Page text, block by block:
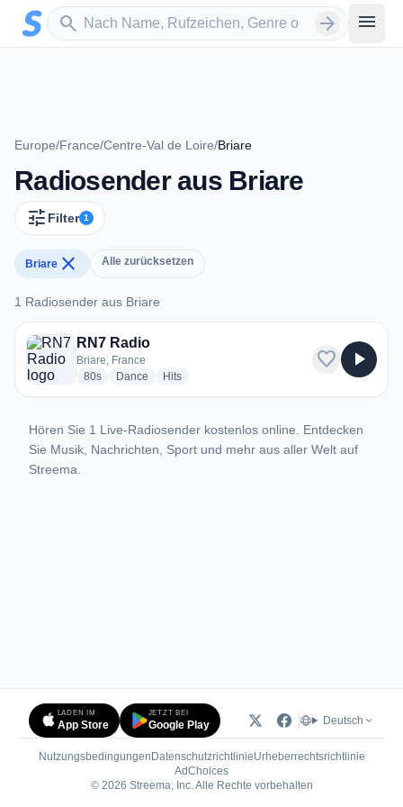
Zum Hauptinhalt springen
search
Sender suchen arrow_forward menu
Europe/France/Centre-Val de Loire/Briare
Radiosender aus Briare
tune Filter 1
Briare close Alle zurücksetzen
1 Radiosender aus Briare
1 Radiosender aus Briare
RN7 Radio
Briare, France
80sradio stations
Dance radio stations
Hitsradio stations
favorite play_arrow
Hören Sie 1 Live-Radiosender kostenlos online. Entdecken
Sie Musik, Nachrichten, Sport und mehr aus aller Welt auf
Streema.
LADEN IM
App Store
JETZT BEI
Google Play Deutsch
Nutzungsbedingungen DatenschutzrichtlinieUrheberrechtsrichtlinie
AdChoices(öffnet in neuem Tab)
© 2026 Streema, Inc. Alle Rechte vorbehalten